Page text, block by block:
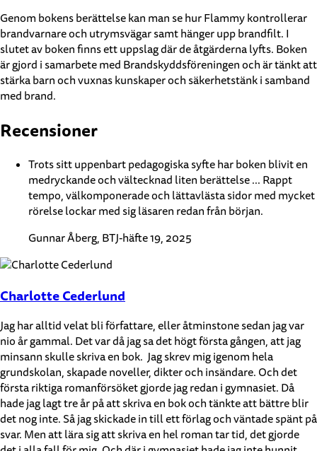
Genom bokens berättelse kan man se hur Flammy kontrollerar
brandvarnare och utrymsvägar samt hänger upp brandfilt. I
slutet av boken finns ett uppslag där de åtgärderna lyfts. Boken
är gjord i samarbete med Brandskyddsföreningen och är tänkt att
stärka barn och vuxnas kunskaper och säkerhetstänk i samband
med brand.
Recensioner
Trots sitt uppenbart pedagogiska syfte har boken blivit en
medryckande och vältecknad liten berättelse ... Rappt
tempo, välkomponerade och lättavlästa sidor med mycket
rörelse lockar med sig läsaren redan från början.
Gunnar Åberg, BTJ-häfte 19, 2025
Charlotte Cederlund
Jag har alltid velat bli författare, eller åtminstone sedan jag var
nio år gammal. Det var då jag sa det högt första gången, att jag
minsann skulle skriva en bok. Jag skrev mig igenom hela
grundskolan, skapade noveller, dikter och insändare. Och det
första riktiga romanförsöket gjorde jag redan i gymnasiet. Då
hade jag lagt tre år på att skriva en bok och tänkte att bättre blir
det nog inte. Så jag skickade in till ett förlag och väntade spänt på
svar. Men att lära sig att skriva en hel roman tar tid, det gjorde